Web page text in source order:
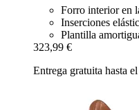
Forro interior en
Inserciones
Plantilla
323,99 €
Entrega gratuita hasta